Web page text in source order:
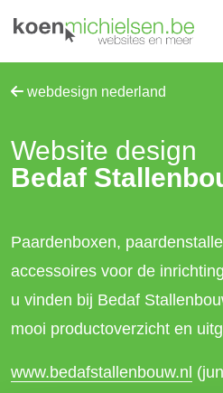
webdesign nederland
Website design
Bedaf
Paardenboxen,
accessoires voor de
u vinden bij Bedaf
mooi productoverzicht en
www.bedafstallenbouw.nl